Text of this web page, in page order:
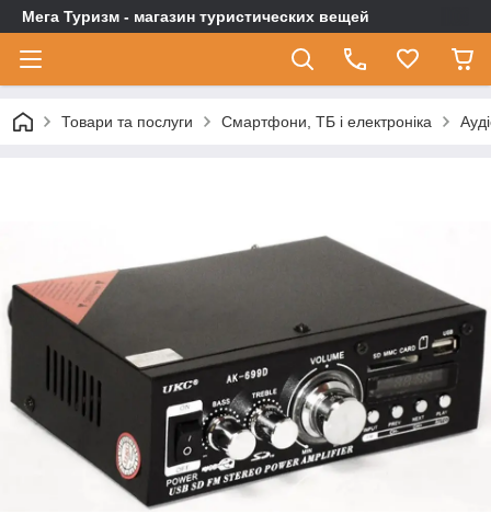
Мега Туризм - магазин туристических вещей
Товари та послуги Смартфони, ТБ і електроніка